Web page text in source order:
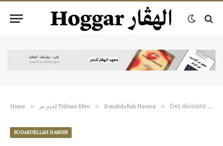
Home » منبر حر | Tribune libre » Bouabdellah Hassen » Des divisions de l’armée algérienne…
BOUABDELLAH HASSEN